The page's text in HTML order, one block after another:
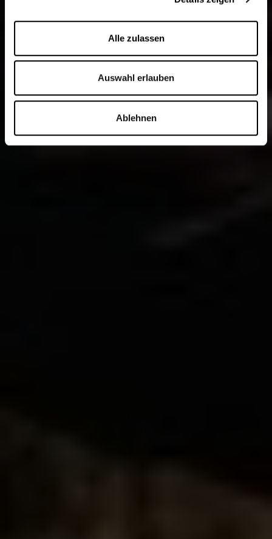
Alle zulassen
Auswahl erlauben
Ablehnen